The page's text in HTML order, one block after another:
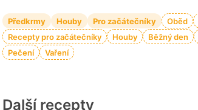
Předkrmy Houby Pro začátečníky Oběd
Recepty pro začátečníky
Houby Běžný den
Pečení
Vaření
Další recepty